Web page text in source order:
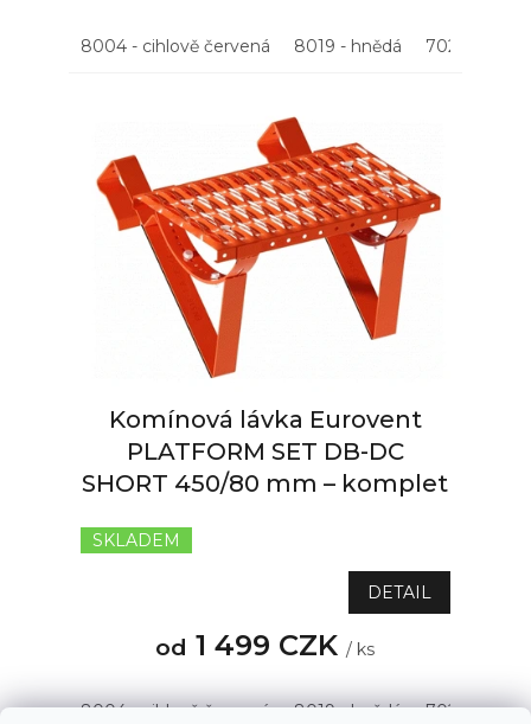
8004 - cihlově červená 8019 - hnědá 7021 -
Komínová lávka Eurovent
PLATFORM SET DB-DC
SHORT 450/80 mm – komplet
SKLADEM
od 1 499 CZK/ ks
DETAIL
8004 - cihlově červená 8019 - hnědá 7021 -